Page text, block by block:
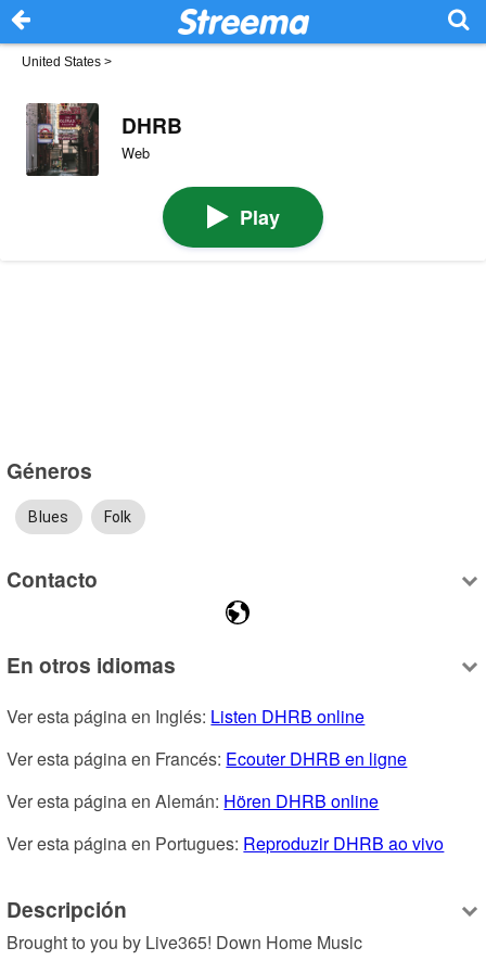
United States >
DHRB
Web
Play
Géneros
Blues Folk
Contacto
En otros idiomas
Ver esta página en Inglés: Listen DHRB online
Ver esta página en Francés: Ecouter DHRB en ligne
Ver esta página en Alemán: Hören DHRB online
Ver esta página en Portugues: Reproduzir DHRB ao vivo
Descripción
Brought to you by Live365! Down Home Music